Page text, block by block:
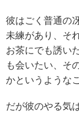
彼はごく普通の
未練があり、そ
お茶にでも誘い
も会いたい、そ
かというような
だが彼のやる気